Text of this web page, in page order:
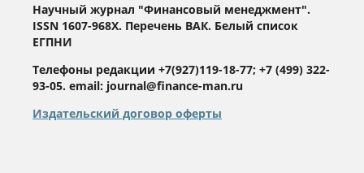
Научный журнал "Финансовый менеджмент".
ISSN 1607-968X. Перечень ВАК. Белый список
ЕГПНИ
Телефоны редакции +7(927)119-18-77; +7 (499) 322-
93-05. email: journal@finance-man.ru
Издательский договор оферты